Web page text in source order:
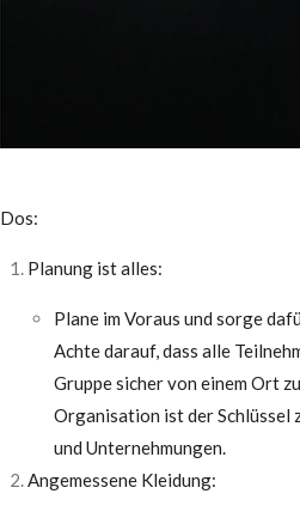
Dos:
Planung ist alles:
Plane im Voraus und sorge
Achte darauf, dass alle
Gruppe sicher von einem Ort
Organisation ist der Schlüssel
und Unternehmungen.
Angemessene Kleidung: